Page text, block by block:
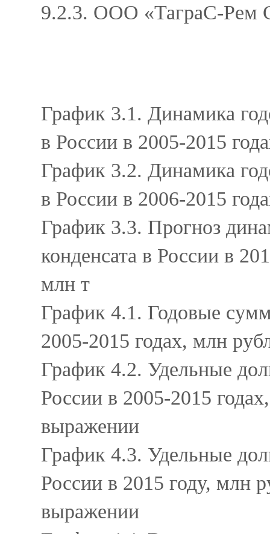
9.2.3. ООО «ТаграС-Рем
График 3.1. Динамика
в России в 2005-2015
График 3.2. Динамика
в России в 2006-2015
График 3.3. Прогноз
конденсата в России в
млн т
График 4.1. Годовые
2005-2015 годах, млн
График 4.2. Удельные
России в 2005-2015
выражении
График 4.3. Удельные
России в 2015 году, млн
выражении